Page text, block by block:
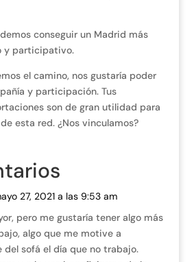
conseguir un Madrid más
y participativo.
el camino, nos gustaría poder
y participación. Tus
son de gran utilidad para
esta red. ¿Nos vinculamos?
27, 2021 a las 9:53 am
pero me gustaría tener algo más
algo que me motive a
del sofá el día que no trabajo.